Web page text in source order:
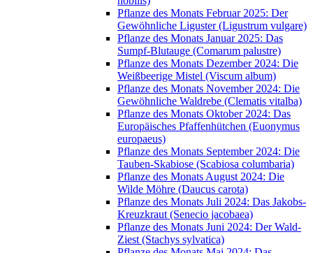
Pflanze des Monats Februar 2025: Der
Gewöhnliche Liguster (Ligustrum vulgare)
Pflanze des Monats Januar 2025: Das
Sumpf-Blutauge (Comarum palustre)
Pflanze des Monats Dezember 2024: Die
Weißbeerige Mistel (Viscum album)
Pflanze des Monats November 2024: Die
Gewöhnliche Waldrebe (Clematis vitalba)
Pflanze des Monats Oktober 2024: Das
Europäisches Pfaffenhütchen (Euonymus
europaeus)
Pflanze des Monats September 2024: Die
Tauben-Skabiose (Scabiosa columbaria)
Pflanze des Monats August 2024: Die
Wilde Möhre (Daucus carota)
Pflanze des Monats Juli 2024: Das Jakobs-
Kreuzkraut (Senecio jacobaea)
Pflanze des Monats Juni 2024: Der Wald-
Ziest (Stachys sylvatica)